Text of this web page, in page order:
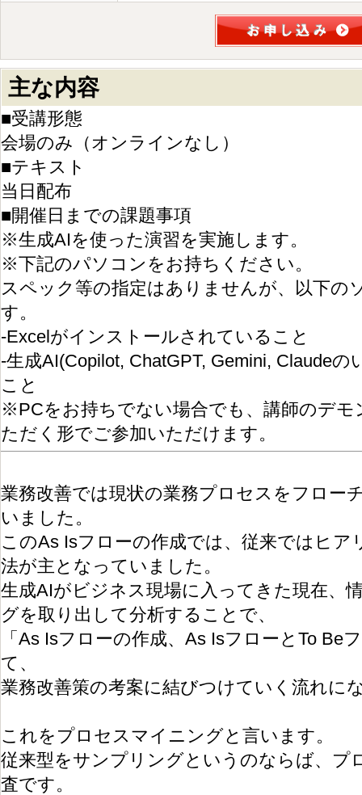
主な内容
■受講形態
会場のみ（オンラインなし）
■テキスト
当日配布
■開催日までの課題事項
※生成AIを使った演習を実施します。
※下記のパソコンをお持ちください。
スペック等の指定はありませんが、以下の
す。
-Excelがインストールされていること
-生成AI(Copilot, ChatGPT, Gemini, Claude
こと
※PCをお持ちでない場合でも、講師のデ
ただく形でご参加いただけます。
業務改善では現状の業務プロセスをフロー
いました。
このAs Isフローの作成では、従来ではヒア
法が主となっていました。
生成AIがビジネス現場に入ってきた現在、
グを取り出して分析することで、
「As Isフローの作成、As IsフローとTo Be
て、
業務改善策の考案に結びつけていく流れに
これをプロセスマイニングと言います。
従来型をサンプリングというのならば、プ
査です。